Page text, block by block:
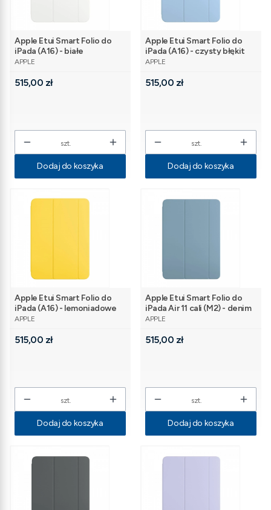
Apple Etui Smart Folio do
iPada (A16) - białe
PRODUCENT
APPLE
Cena
515,00 zł
szt.
Dodaj do koszyka
Apple Etui Smart Folio do
iPada (A16) - czysty błękit
PRODUCENT
APPLE
Cena
515,00 zł
szt.
Dodaj do koszyka
Apple Etui Smart Folio do
iPada (A16) - lemoniadowe
PRODUCENT
APPLE
Cena
515,00 zł
szt.
Dodaj do koszyka
Apple Etui Smart Folio do
iPada Air 11 cali (M2) - denim
PRODUCENT
APPLE
Cena
515,00 zł
szt.
Dodaj do koszyka